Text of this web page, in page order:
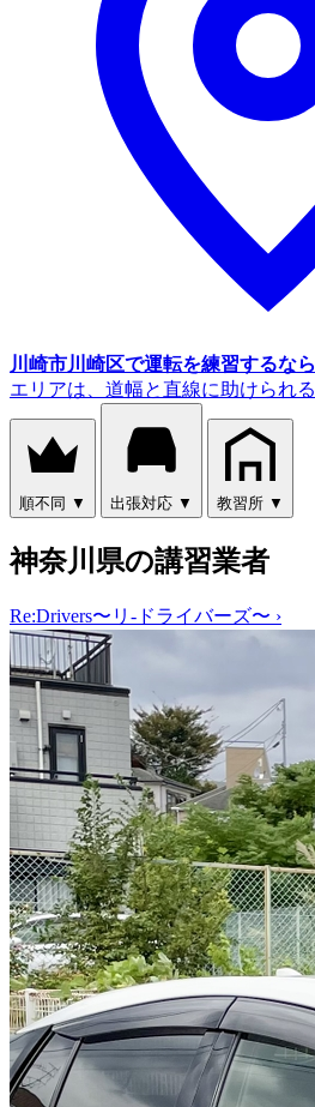
川崎市川崎区で運転を練習するなら
エリアは、道幅と直線に助けられる
順不同 ▼ 出張対応 ▼ 教習所 ▼
神奈川県の講習業者
Re:Drivers〜リ-ドライバーズ〜 ›